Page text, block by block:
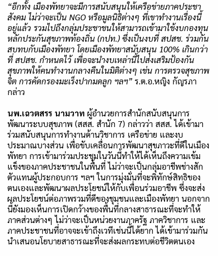
“อีกทั้ง เมืองพัทยาจะมีการสนับสนุนให้เครือข่ายภาคประชา
สังคม ไม่ว่าจะเป็น NGO หรือมูลนิธิต่างๆ ที่เขาทำงานเรื่องนี้
อยู่แล้ว รวมไปถึงกลุ่มประชาชนให้สามารถเข้ามาใช้งบกองทุน
หลักประกันสุขภาพท้องถิ่น (กปท.)ซึ่งเป็นงบที่ สปสช. ร่วมกัน
สบทบกับเมืองพัทยา โดยเมืองพัทยาสนับสนุน 100% เกินกว่า
ที่ สปสช. กำหนดไว้ เพื่อจะนำงบเหล่านี้ไปส่งเสริมป้องกัน
สุขภาพให้คนทำงานกลางคืนในมิติต่างๆ เช่น การตรวจสุขภาพ
จิต การคัดกรองมะเร็งปากมดลูก ฯลฯ” ร.ต.อ.หญิง กัญรภา
กล่าว
นพ.เฉวตสรร นามวาท ผู้อำนวยการสำนักสนับสนุนการ
พัฒนาระบบสุขภาพ (สสส. สำนัก 7) กล่าวว่า สสส. ได้เข้ามา
ร่วมสนับสนุนการทำงานด้านวิชาการ เครือข่าย และงบ
ประมาณบางส่วน เพื่อขับเคลื่อนการพัฒนาสุขภาวะที่ดีในเมือง
พัทยา การเข้ามาร่วมประชุมในวันนี้ทำให้ได้เห็นถึงความเข้ม
แข็งของภาคประชาชนในพื้นที่ ไม่ว่าจะเป็นกลุ่มอาชีพช่างสัก
ตัวแทนผู้ประกอบการ ฯลฯ ในการมุ่งมั่นที่จะพิทักษ์สิทธิของ
ตนเองและพัฒนาผลประโยชน์ให้กับเพื่อนร่วมอาชีพ ซึ่งจะส่ง
ผลประโยชน์ต่อภาพรวมที่ดีของชุมชนและเมืองพัทยา นอกจาก
นี้ยังมองเห็นการเปิดกว้างของพื้นที่กลางสาธารณะที่จะทำให้
ภาคส่วนต่างๆ ไม่ว่าจะเป็นหน่วยงานภาครัฐ ภาควิชาการ และ
ภาคประชาชนที่อาจจะเข้าถึงเวทีเช่นนี้ได้ยาก ได้เข้ามาร่วมกัน
นำเสนอนโยบายสาธารณะที่จะส่งผลกระทบต่อชีวิตตนเอง